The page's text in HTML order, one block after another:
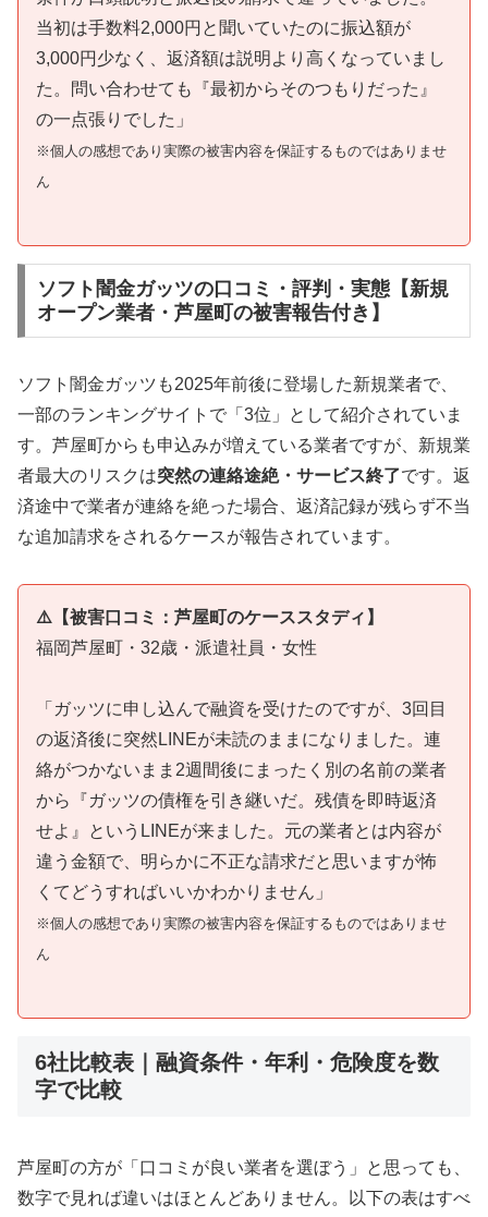
当初は手数料2,000円と聞いていたのに振込額が
3,000円少なく、返済額は説明より高くなっていまし
た。問い合わせても『最初からそのつもりだった』
の一点張りでした」
※個人の感想であり実際の被害内容を保証するものではありませ
ん
ソフト闇金ガッツの口コミ・評判・実態【新規
オープン業者・芦屋町の被害報告付き】
ソフト闇金ガッツも2025年前後に登場した新規業者で、
一部のランキングサイトで「3位」として紹介されていま
す。芦屋町からも申込みが増えている業者ですが、新規業
者最大のリスクは突然の連絡途絶・サービス終了です。返
済途中で業者が連絡を絶った場合、返済記録が残らず不当
な追加請求をされるケースが報告されています。
⚠️【被害口コミ：芦屋町のケーススタディ】
福岡芦屋町・32歳・派遣社員・女性
「ガッツに申し込んで融資を受けたのですが、3回目
の返済後に突然LINEが未読のままになりました。連
絡がつかないまま2週間後にまったく別の名前の業者
から『ガッツの債権を引き継いだ。残債を即時返済
せよ』というLINEが来ました。元の業者とは内容が
違う金額で、明らかに不正な請求だと思いますが怖
くてどうすればいいかわかりません」
※個人の感想であり実際の被害内容を保証するものではありませ
ん
6社比較表｜融資条件・年利・危険度を数
字で比較
芦屋町の方が「口コミが良い業者を選ぼう」と思っても、
数字で見れば違いはほとんどありません。以下の表はすべ